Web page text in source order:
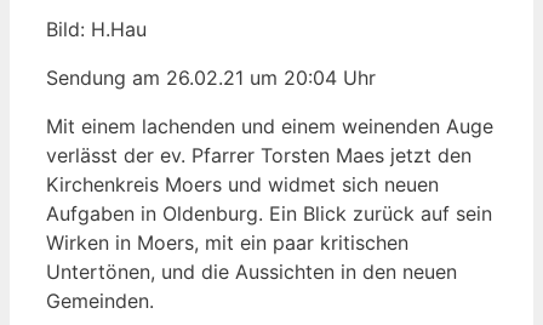
Bild: H.Hau
Sendung am 26.02.21 um 20:04 Uhr
Mit einem lachenden und einem weinenden Auge
verlässt der ev. Pfarrer Torsten Maes jetzt den
Kirchenkreis Moers und widmet sich neuen
Aufgaben in Oldenburg. Ein Blick zurück auf sein
Wirken in Moers, mit ein paar kritischen
Untertönen, und die Aussichten in den neuen
Gemeinden.